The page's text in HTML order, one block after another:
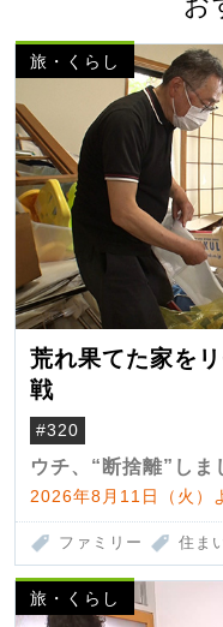
旅・くらし
荒れ果てた家を
戦
#320
ウチ、“断捨離”しま
2026年8月11日（火）
ファミリー 住ま
旅・くらし